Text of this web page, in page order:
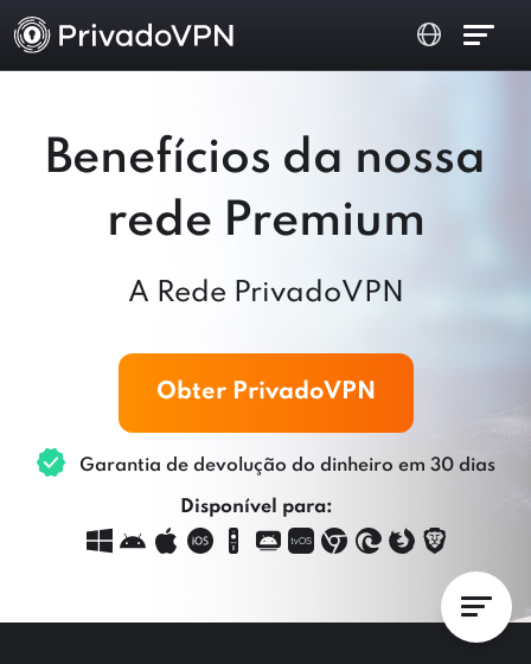
Benefícios da nossa
rede Premium
A Rede PrivadoVPN
Obter PrivadoVPN
Garantia de devolução do dinheiro em 30 dias
Disponível para: